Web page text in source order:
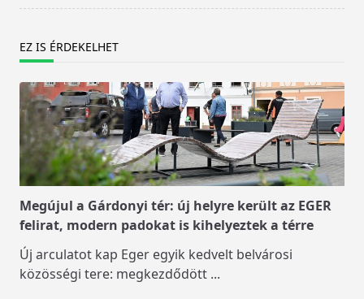
EZ IS ÉRDEKELHET
Megújul a Gárdonyi tér: új helyre került az EGER
felirat, modern padokat is kihelyeztek a térre
Új arculatot kap Eger egyik kedvelt belvárosi
közösségi tere: megkezdődött ...